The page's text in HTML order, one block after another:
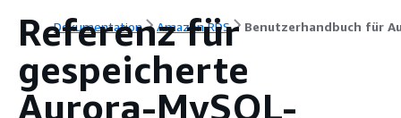
Dokumentation Amazon RDS Benutzerhandbuch für
Referenz für
gespeicherte
Aurora-MySQL-